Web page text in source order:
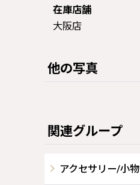
在庫店舗
大阪店
他の写真
関連グループ
アクセサリー/小物